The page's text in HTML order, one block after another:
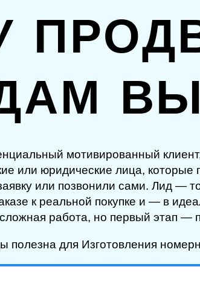
мотивированный
или юридические лица,
или позвонили сами. Лид —
к реальной покупке и — в
работа, но первый этап
полезна для Изготовления